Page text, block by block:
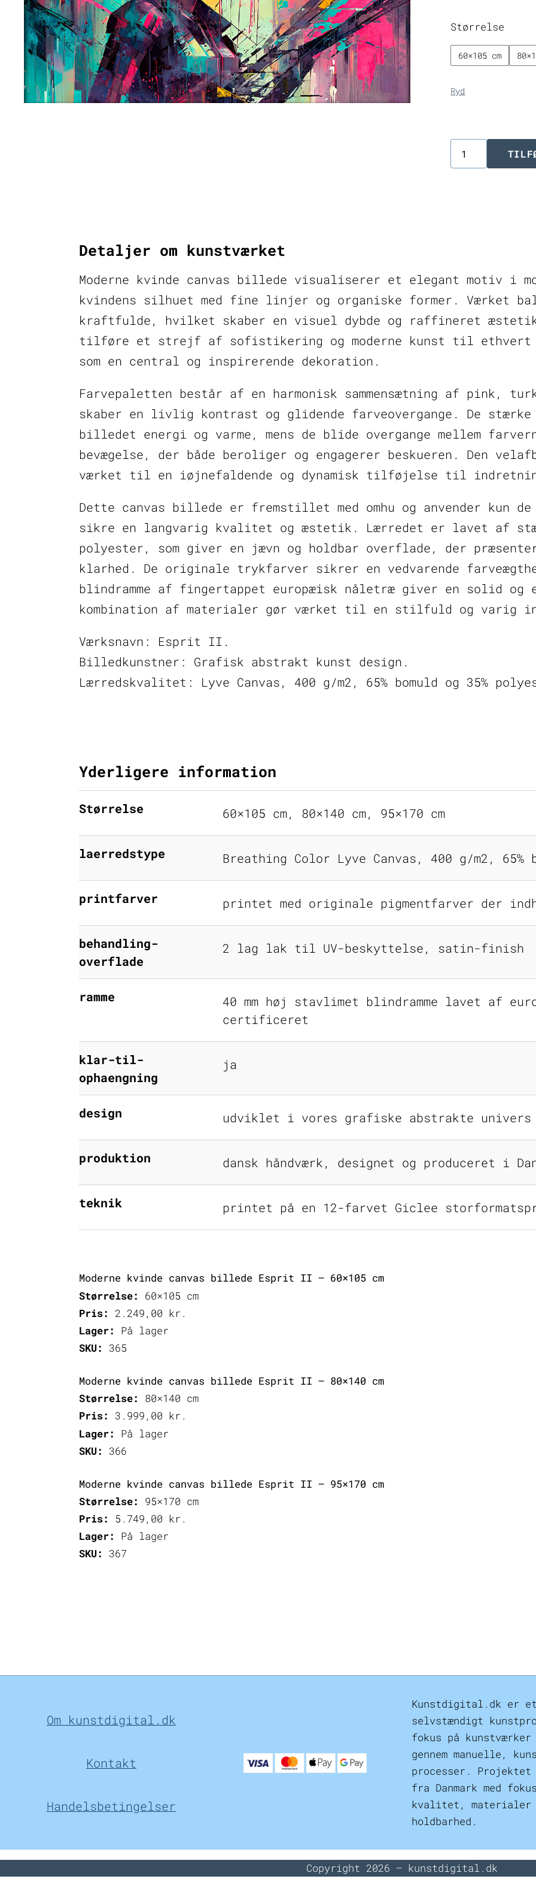
Størrelse
60×105 cm
Ryd
Moderne
antal
Detaljer om kunstværket
Moderne kvinde canvas billede visualiserer et elegant motiv i
kvindens silhuet med fine linjer og organiske former. Værket
kraftfulde, hvilket skaber en visuel dybde og raffineret
tilføre et strejf af sofistikering og moderne kunst til ethvert
som en central og inspirerende dekoration.
Farvepaletten består af en harmonisk sammensætning af pink,
skaber en livlig kontrast og glidende farveovergange. De
billedet energi og varme, mens de blide overgange mellem
bevægelse, der både beroliger og engagerer beskueren. Den
værket til en iøjnefaldende og dynamisk tilføjelse til
Dette canvas billede er fremstillet med omhu og anvender kun
sikre en langvarig kvalitet og æstetik. Lærredet er lavet af
polyester, som giver en jævn og holdbar overflade, der
klarhed. De originale trykfarver sikrer en vedvarende
blindramme af fingertappet europæisk nåletræ giver en solid og
kombination af materialer gør værket til en stilfuld og varig
Værksnavn: Esprit II.
Billedkunstner: Grafisk abstrakt kunst design.
Lærredskvalitet: Lyve Canvas, 400 g/m2, 65% bomuld og 35%
Yderligere information
Størrelse 60×105 cm, 80×140 cm, 95×170 cm
laerredstype Breathing Color Lyve Canvas, 400 g/m2, 65%
printfarver printet med originale pigmentfarver der
behandling-
overflade
2 lag lak til UV-beskyttelse, satin-finish
ramme
40 mm høj stavlimet blindramme lavet af
certificeret
klar-til-
ophaengning
ja
design udviklet i vores grafiske abstrakte univers
produktion dansk håndværk, designet og produceret i
teknik printet på en 12-farvet Giclee
Moderne kvinde canvas billede Esprit II – 60×105 cm
Størrelse:
60×105 cm
Pris:
2.249,00 kr.
Lager:
På lager
SKU:
365
Moderne kvinde canvas billede Esprit II – 80×140 cm
Størrelse:
80×140 cm
Pris:
3.999,00 kr.
Lager:
På lager
SKU:
366
Moderne kvinde canvas billede Esprit II – 95×170 cm
Størrelse:
95×170 cm
Pris:
5.749,00 kr.
Lager:
På lager
SKU:
367
Om kunstdigital.dk
Kontakt
Handelsbetingelser
Kunstdigital.dk er et
selvstændigt
fokus på kunstværker
gennem manuelle,
processer. Projektet
fra Danmark med
kvalitet, materialer
holdbarhed.
Copyright 2026 – kunstdigital.dk